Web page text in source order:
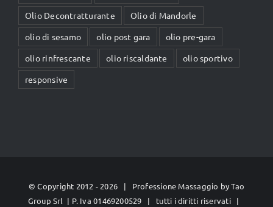
Olio Decontratturante
Olio di Mandorle
olio di sesamo
olio post gara
olio pre-gara
olio rinfrescante
olio riscaldante
olio sportivo
responsive
© Copyright 2012 - 2026 | Professione Massaggio byTao
Group Srl | P. Iva 01469200529 | tutti i diritti riservati |